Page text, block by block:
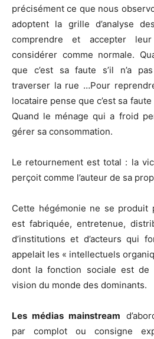
précisément ce que nous
adoptent la grille d’analyse
comprendre et accepter
considérer comme normale.
que c’est sa faute s’il n’a
traverser la rue …Pour
locataire pense que c’est sa
Quand le ménage qui a froid
gérer sa consommation.
Le retournement est total : la
perçoit comme l’auteur de sa
Cette hégémonie ne se produit
est fabriquée, entretenue,
d’institutions et d’acteurs qui
appelait les « intellectuels
dont la fonction sociale est
vision du monde des dominants.
Les médias mainstream
par complot ou consigne